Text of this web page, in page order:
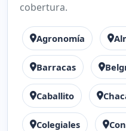
cobertura.
Agronomía
Barracas
Caballito
Colegiales